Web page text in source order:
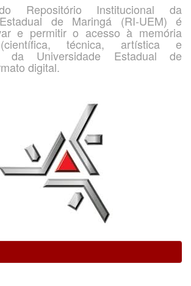
Repositório Institucional da
de Maringá (RI-UEM) é
e permitir o acesso à memória
técnica, artística e
da Universidade Estadual de
digital.